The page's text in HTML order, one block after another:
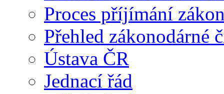
Proces příjímání
Přehled zákonodárné
Ústava ČR
Jednací řád